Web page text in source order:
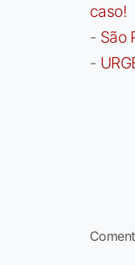
caso!
- São
-